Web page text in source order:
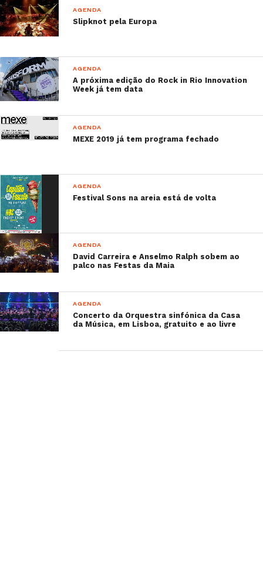
AGENDA
Slipknot pela Europa
AGENDA
A próxima edição do Rock in Rio Innovation
Week já tem data
AGENDA
MEXE 2019 já tem programa fechado
AGENDA
Festival Sons na areia está de volta
AGENDA
David Carreira e Anselmo Ralph sobem ao
palco nas Festas da Maia
AGENDA
Concerto da Orquestra sinfónica da Casa
da Música, em Lisboa, gratuito e ao livre